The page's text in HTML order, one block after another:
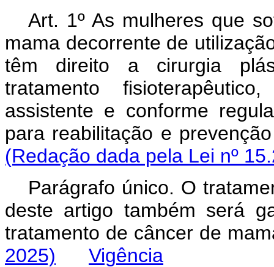
Art. 1º As mulheres que
mama decorrente de
têm direito a cirurgia
tratamento
assistente e conforme
para reabilitação e
(Redação dada pela Lei nº
Parágrafo único. O
deste artigo também será
tratamento de câncer de
2025)
Vigência